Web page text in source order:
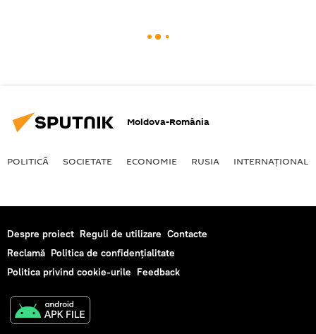
Moldova-România
POLITICĂ SOCIETATE ECONOMIE RUSIA INTERNAŢIONAL
Despre proiect Reguli de utilizare Contacte
Reclamă Politica de confidențialitate
Politica privind cookie-urile Feedback